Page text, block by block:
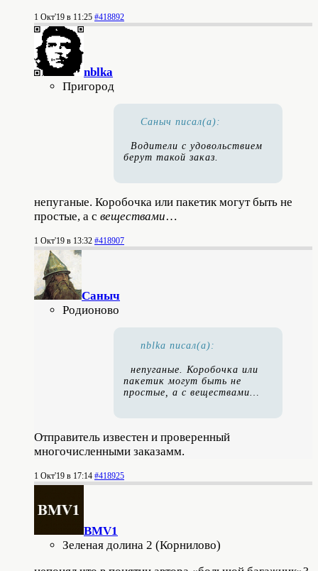
1 Окт'19 в 11:25 #418892
nblka
Пригород
Саныч писал(а):
Водители с удовольствием
берут такой заказ.
непуганые. Коробочка или пакетик могут быть не
простые, а с веществами…
1 Окт'19 в 13:32 #418907
Саныч
Родионово
nblka писал(а):
непуганые. Коробочка или
пакетик могут быть не
простые, а с веществами
Отправитель известен и проверенный
многочисленными заказамм.
1 Окт'19 в 17:14 #418925
BMV1
Зеленая долина 2 (Корнилово)